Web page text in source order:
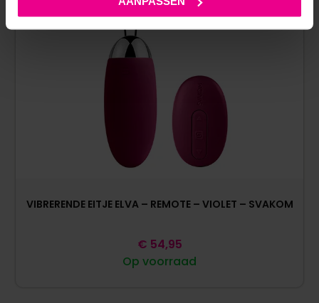
VIBRERENDE EITJE ELVA – REMOTE – VIOLET – SVAKOM
Op voorraad
€ 54,95